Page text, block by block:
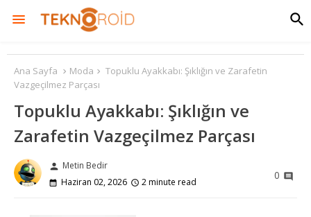
Ana Sayfa Moda
Topuklu Ayakkabı: Şıklığın ve Zarafetin
Vazgeçilmez Parçası
Topuklu Ayakkabı: Şıklığın ve
Zarafetin Vazgeçilmez Parçası
person Metin Bedir
Haziran 02, 2026
2 minute read
0